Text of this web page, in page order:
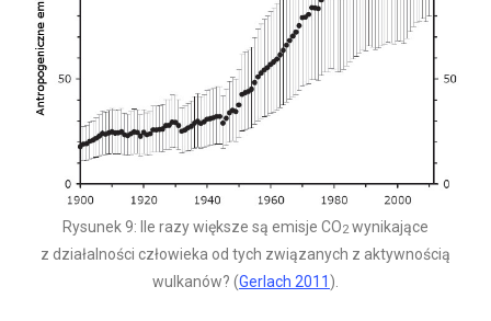
Rysunek 9: Ile razy większe są emisje CO2 wynikające
z działalności człowieka od tych związanych z aktywnością
wulkanów? (Gerlach 2011 ).